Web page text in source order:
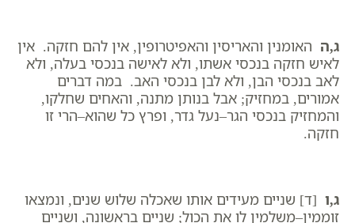
ג,ה האומנין והאריסין והאפיטרופין, אין להם חזקה. אין
לאיש חזקה בנכסי אשתו, ולא לאישה בנכסי בעלה, ולא
לאב בנכסי הבן, ולא לבן בנכסי האב. במה דברים
אמורים, במחזיק; אבל בנותן מתנה, והאחים שחלקו,
והמחזיק בנכסי הגר–נעל גדר, ופרץ כל שהוא–הרי זו
חזקה.
ג,ו [ד] שניים מעידים אותו שאכלה שלוש שנים, ונמצאו
זוממין–משלמין לו את הכול; שניים בראשונה, ושניים